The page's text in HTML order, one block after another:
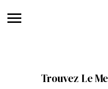
Trouvez Le